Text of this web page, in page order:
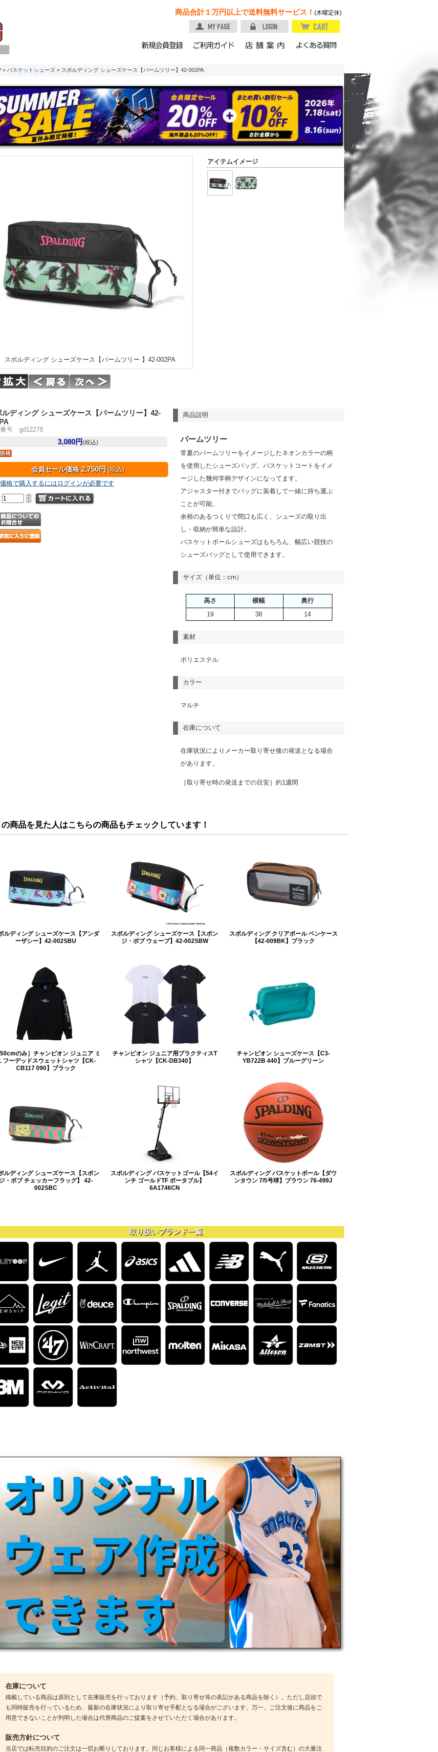
商品合計１万円以上で送料無料サービス！ (木曜定休)
> バスケットシューズ > スポルディング シューズケース【パームツリー】42-002PA
アイテムイメージ
スポルディング シューズケース【パームツリー 】42-002PA
商品説明
パームツリー
常夏のパームツリーをイメージしたネオンカラーの柄
を使用したシューズバッグ。バスケットコートをイメ
ージした幾何学柄デザインになってます。
アジャスター付きでバッグに装着して一緒に持ち運ぶ
ことが可能。
余裕のあるつくりで間口も広く、シューズの取り出
し・収納が簡単な設計。
バスケットボールシューズはもちろん、幅広い競技の
シューズバッグとして使用できます。
サイズ（単位：cm）
高さ 横幅
奥行
19
38 14
素材
ポリエステル
カラー
マルチ
在庫について
在庫状況によりメーカー取り寄せ後の発送となる場合
があります。
［取り寄せ時の発送までの目安］約1週間
ルディング シューズケース【パームツリー】42-
号 gd12278
3,080円(税込)
会員セール価格 2,750円 (税込)
格で購入するにはログインが必要です
商品を見た人はこちらの商品もチェックしています！
ルディング シューズケース【アンダ
ーザシー】42-002SBU
スポルディング シューズケース【スポン
ジ・ボブ ウェーブ】42-002SBW
スポルディング クリアボール ペンケース
【42-009BK】ブラック
のみ］チャンピオン ジュニア ミ
フーデッドスウェットシャツ【CK-
CB117 090】ブラック
チャンピオン ジュニア用プラクティスT
シャツ【CK-DB340】
チャンピオン シューズケース【C3-
YB722B 440】ブルーグリーン
ルディング シューズケース【スポン
・ボブ チェッカーフラッグ】 42-
002SBC
スポルディング バスケットゴール【54イ
ンチ ゴールドTF ポータブル】
6A1746CN
スポルディング バスケットボール【ダウ
ンタウン 7/5号球】ブラウン 76-499J
取り扱いブランド一覧
在庫について
掲載している商品は原則として在庫販売を行っております（予約、取り寄せ等の表記がある商品を除く）。ただし店頭で
も同時販売を行っているため、最新の在庫状況により取り寄せ手配となる場合がございます。万一、ご注文後に商品をご
用意できないことが判明した場合は代替商品のご提案をさせていただく場合があります。
販売方針について
当店では転売目的のご注文は一切お断りしております。同じお客様による同一商品（複数カラー・サイズ含む）の大量注